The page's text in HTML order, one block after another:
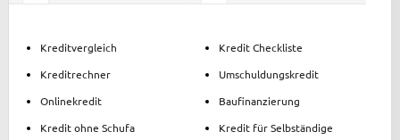
Kreditvergleich
Kreditrechner
Onlinekredit
Kredit ohne Schufa
Kredit Checkliste
Umschuldungskredit
Baufinanzierung
Kredit für Selbständige